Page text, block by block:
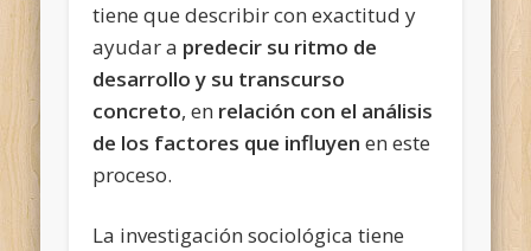
tiene que describir con exactitud y
ayudar a predecir su ritmo de
desarrollo y su transcurso
concreto, en relación con el análisis
de los factores que influyen en este
proceso.
La investigación sociológica tiene